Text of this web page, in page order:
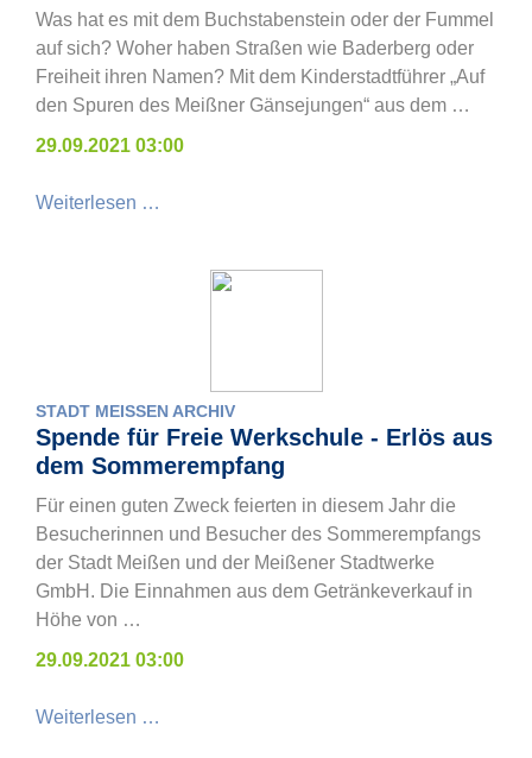
Was hat es mit dem Buchstabenstein oder der Fummel
auf sich? Woher haben Straßen wie Baderberg oder
Freiheit ihren Namen? Mit dem Kinderstadtführer „Auf
den Spuren des Meißner Gänsejungen“ aus dem …
29.09.2021 03:00
Weiterlesen …
STADT MEISSEN ARCHIV
Spende für Freie Werkschule - Erlös aus
dem Sommerempfang
Für einen guten Zweck feierten in diesem Jahr die
Besucherinnen und Besucher des Sommerempfangs
der Stadt Meißen und der Meißener Stadtwerke
GmbH. Die Einnahmen aus dem Getränkeverkauf in
Höhe von …
29.09.2021 03:00
Weiterlesen …